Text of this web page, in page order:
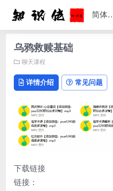
乌鸦救赎基础
聊天课程
详情介绍 常见问题
下载链接
链接：